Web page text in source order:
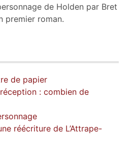
de Holden par Bret
premier roman.
de papier
: combien de
réécriture de L’Attrape-